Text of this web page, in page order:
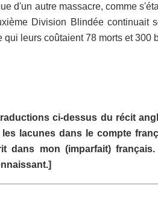
d'un autre massacre, comme
Division Blindée continuait
leurs coûtaient 78 morts et 300
ci-dessus du récit
lacunes dans le compte
dans mon (imparfait)